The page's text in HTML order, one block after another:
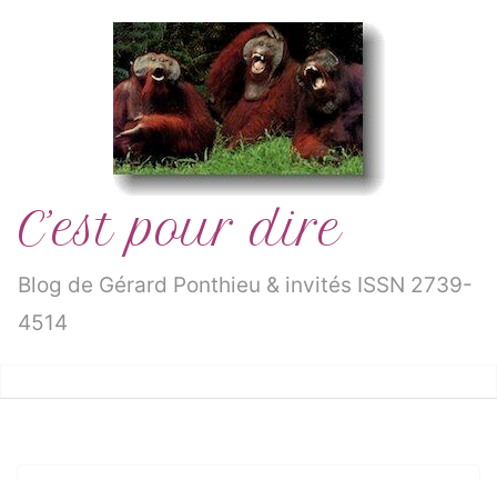
C’est pour dire
Blog de Gérard Ponthieu & invités ISSN 2739-
4514